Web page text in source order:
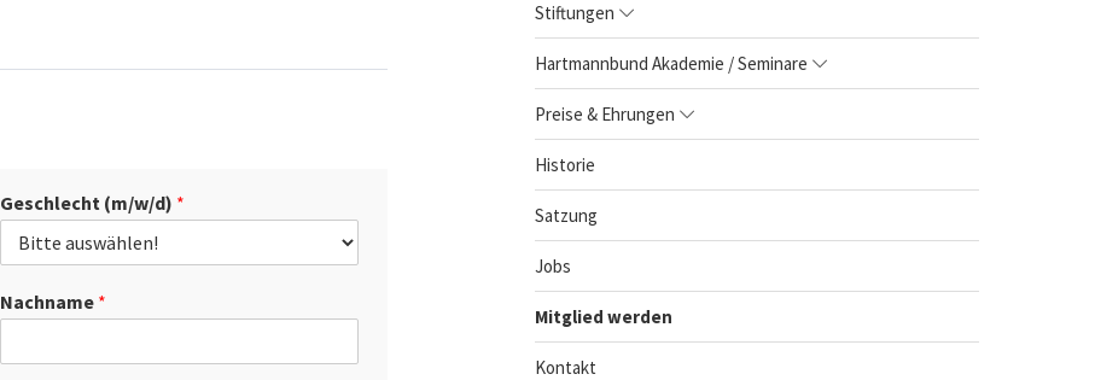
Geschlecht (m/w/d) *
Nachname *
Stiftungen
Hartmannbund Akademie / Seminare
Preise & Ehrungen
Historie
Satzung
Jobs
Mitglied werden
Kontakt